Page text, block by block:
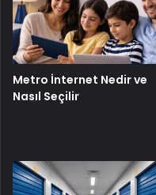
Metro İnternet Nedir ve
Nasıl Seçilir